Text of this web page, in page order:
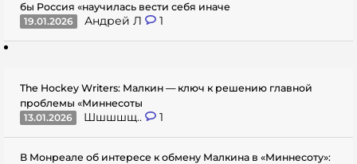
бы Россия «научилась вести себя иначе
19.01.2026
Андрей Л 1
The Hockey Writers: Малкин — ключ к решению главной
проблемы «Миннесоты
13.01.2026
Шшшшщ.. 1
В Монреале об интересе к обмену Малкина в «Миннесоту»: